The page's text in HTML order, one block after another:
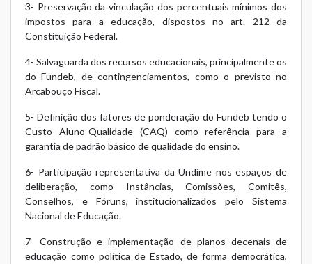
3- Preservação da vinculação dos percentuais mínimos dos
impostos para a educação, dispostos no art. 212 da
Constituição Federal.
4- Salvaguarda dos recursos educacionais, principalmente os
do Fundeb, de contingenciamentos, como o previsto no
Arcabouço Fiscal.
5- Definição dos fatores de ponderação do Fundeb tendo o
Custo Aluno-Qualidade (CAQ) como referência para a
garantia de padrão básico de qualidade do ensino.
6- Participação representativa da Undime nos espaços de
deliberação, como Instâncias, Comissões, Comitês,
Conselhos, e Fóruns, institucionalizados pelo Sistema
Nacional de Educação.
7- Construção e implementação de planos decenais de
educação como política de Estado, de forma democrática,